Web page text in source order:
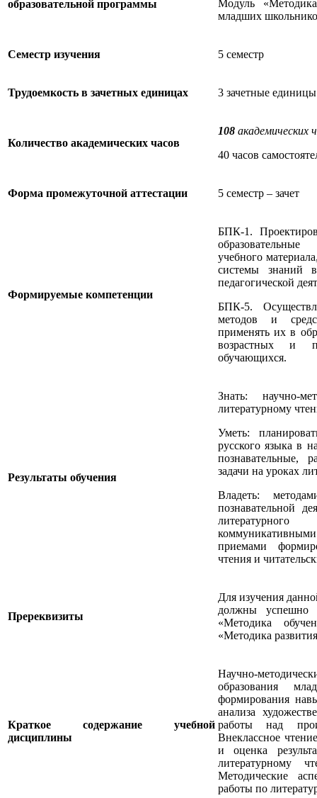
образовательной программы
Модуль
младших
Семестр изучения 5 семестр
Трудоемкость в зачетных единицах 3 зачетные единицы
Количество академических часов
108 академических
40 часов
Форма промежуточной аттестации 5 семестр – зачет
Формируемые компетенции
БПК-1.
учебного
системы знаний
педагогической
БПК-5.
методов и
применять их в
возрастных и
обучающихся.
Результаты обучения
Знать: научно-
литературному
Уметь:
русского языка в
познавательные,
задачи на уроках
Владеть:
познавательной
приемами
чтения и
Пререквизиты
Для изучения
должны успешно
«Методика
«Методика
Краткое содержание учебной
дисциплины
Научно-
образования
формирования
анализа
работы над
Внеклассное
и оценка
литературному
Методические
работы по